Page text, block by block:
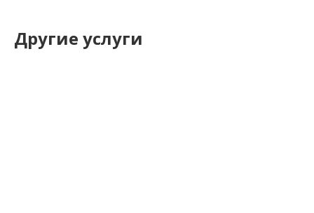
Другие услуги